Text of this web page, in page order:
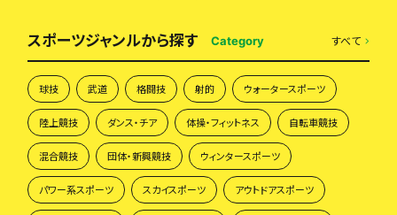
スポーツジャンルから探す Category すべて
球技 武道 格闘技 射的 ウォータースポーツ
陸上競技 ダンス・チア 体操・フィットネス 自転車競技
混合競技 団体・新興競技 ウィンタースポーツ
パワー系スポーツ スカイスポーツ アウトドアスポーツ